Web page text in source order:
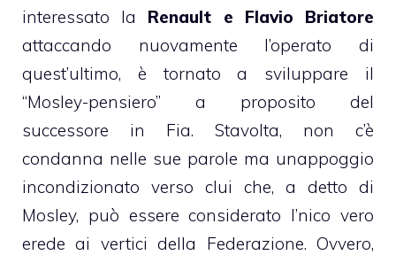
interessato la Renault e Flavio Briatore
attaccando nuovamente l’operato di
quest’ultimo, è tornato a sviluppare il
“Mosley-pensiero” a proposito del
successore in Fia. Stavolta, non c’è
condanna nelle sue parole ma unappoggio
incondizionato verso clui che, a detto di
Mosley, può essere considerato l’nico vero
erede ai vertici della Federazione. Ovvero,